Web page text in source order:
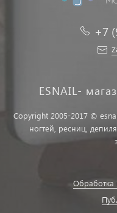
+7
ESNAIL-
Copyright 2005-2017 ©
ногтей, ресниц,
Обработка